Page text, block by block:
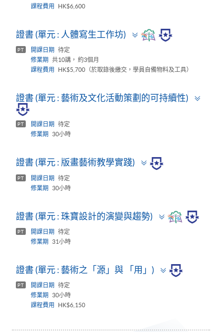
課程費用
HK$6,600
證書 (單元 : 人體寫生工作坊)
Toggle
panel
PT 開課日期
待定
修業期
共10講， 約3個月
課程費用
HK$5,700（於取錄後繳交，學員自備物料及工具）
證書 (單元 : 藝術及文化活動策劃的可持續性)
PT 開課日期
待定
修業期
30小時
證書 (單元 : 版畫藝術教學實踐)
Toggle
panel
PT 開課日期
待定
修業期
30小時
證書 (單元 : 珠寶設計的演變與趨勢)
Toggle
panel
PT 開課日期
待定
修業期
31小時
證書 (單元 : 藝術之「源」與 「用」)
Toggle
panel
PT 開課日期
待定
修業期
30小時
課程費用
HK$6,150